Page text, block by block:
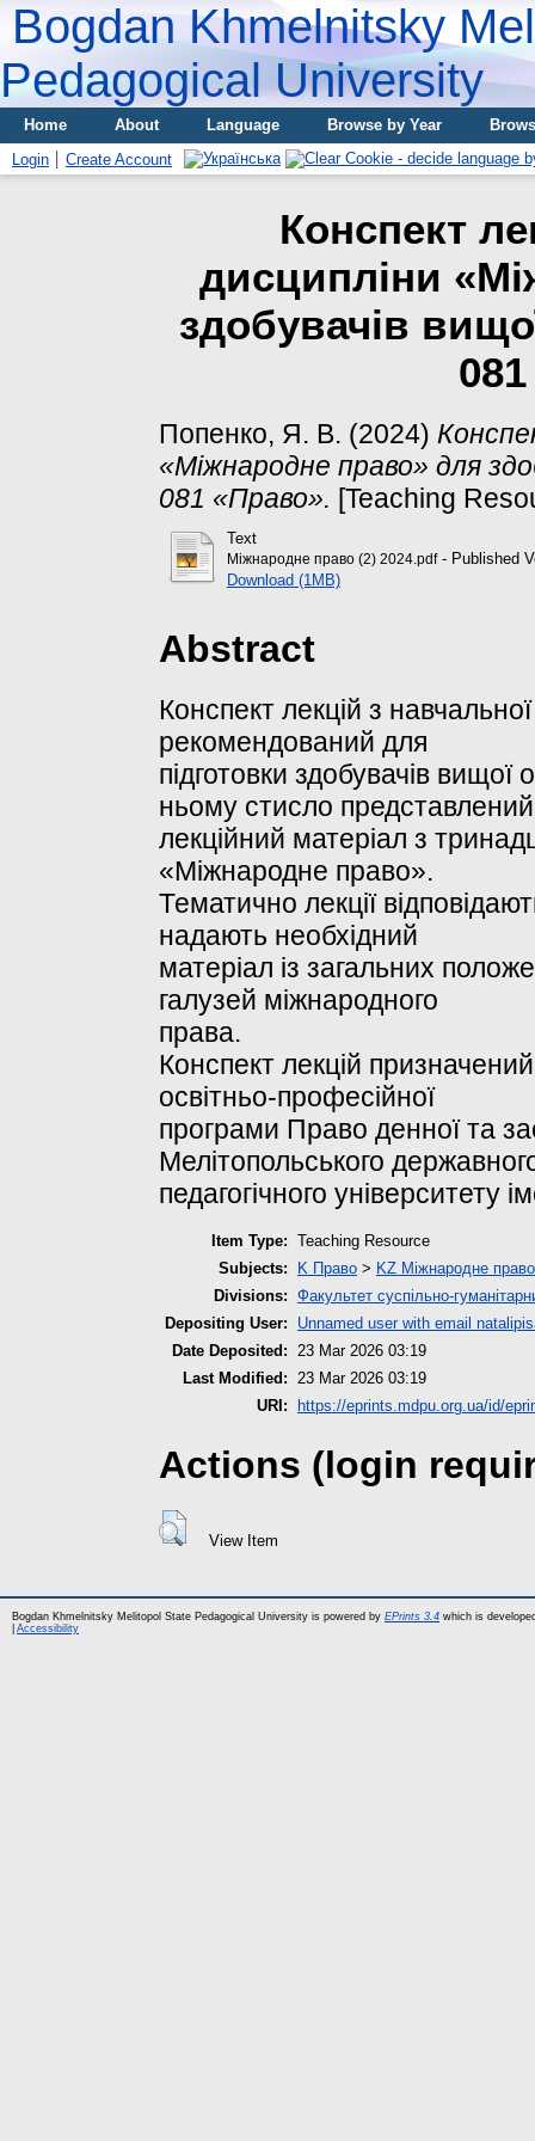
Bogdan Khmelnitsky
Pedagogical University
Home About Language Browse by Year
Login
Create Account
Конспект
дисципліни
здобувачів
Попенко, Я. В. (2024)
«Міжнародне право» для
081 «Право». [Teaching
Text
Міжнародне право (2) 2024.pdf- Published
Download (1MB)
Abstract
Конспект лекцій з
рекомендований для
підготовки здобувачів
ньому стисло представлений
лекційний матеріал з
«Міжнародне право».
Тематично лекції
надають необхідний
матеріал із загальних
галузей міжнародного
права.
Конспект лекцій
освітньо-професійної
програми Право денної та
Мелітопольського
педагогічного університету
Item Type: Teaching Resource
Subjects:
K Право > KZ Міжнародне право
Divisions: Факультет суспільно-
Depositing User:
Unnamed user with email
Date Deposited: 23 Mar 2026 03:19
Last Modified: 23 Mar 2026 03:19
URI:
https://eprints.mdpu.org.ua/id/
Actions (login
View Item
Bogdan Khmelnitsky Melitopol State Pedagogical University is powered by EPrints 3.4 which is
Accessibility